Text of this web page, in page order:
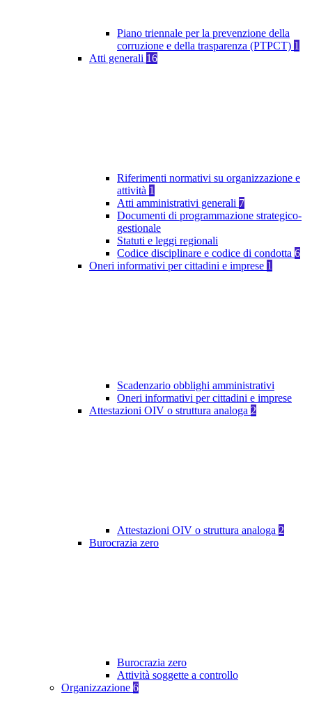
Piano triennale per la prevenzione della
corruzione e della trasparenza (PTPCT) 1
Atti generali 16
Riferimenti normativi su organizzazione e
attività 1
Atti amministrativi generali 7
Documenti di programmazione strategico-
gestionale
Statuti e leggi regionali
Codice disciplinare e codice di condotta 6
Oneri informativi per cittadini e imprese 1
Scadenzario obblighi amministrativi
Oneri informativi per cittadini e imprese
Attestazioni OIV o struttura analoga 2
Attestazioni OIV o struttura analoga 2
Burocrazia zero
Burocrazia zero
Attività soggette a controllo
Organizzazione 6